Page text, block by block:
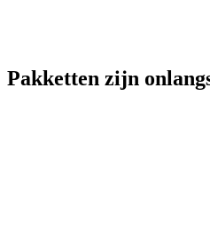
Pakketten zijn